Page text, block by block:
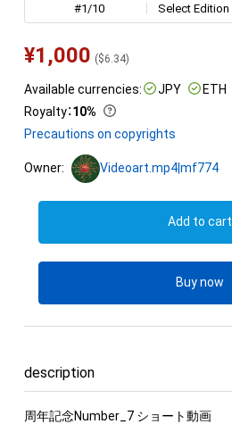
#1/10 Select Edition
¥1,000 ($6.34)
Available currencies: JPY
ETH
Royalty：10%
Precautions on copyrights
Owner: Videoart.mp4|mf774
Add to cart
Buy now
description
周年記念Number_7 ショート動画